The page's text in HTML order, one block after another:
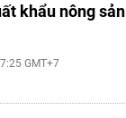
khẩu nông sản
GMT+7